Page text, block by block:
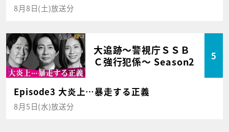
8月8日(土)放送分
大追跡～警視庁ＳＳＢ
Ｃ強行犯係～ Season2
5
Episode3 大炎上…暴走する正義
8月5日(水)放送分